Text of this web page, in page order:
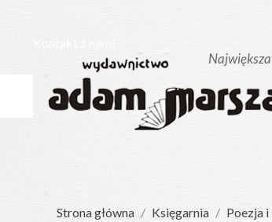
Strona główna Księgarnia Poezja